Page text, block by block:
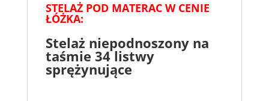
STELAŻ POD MATERAC W CENIE
ŁÓŻKA:
Stelaż niepodnoszony na
taśmie 34 listwy
sprężynujące